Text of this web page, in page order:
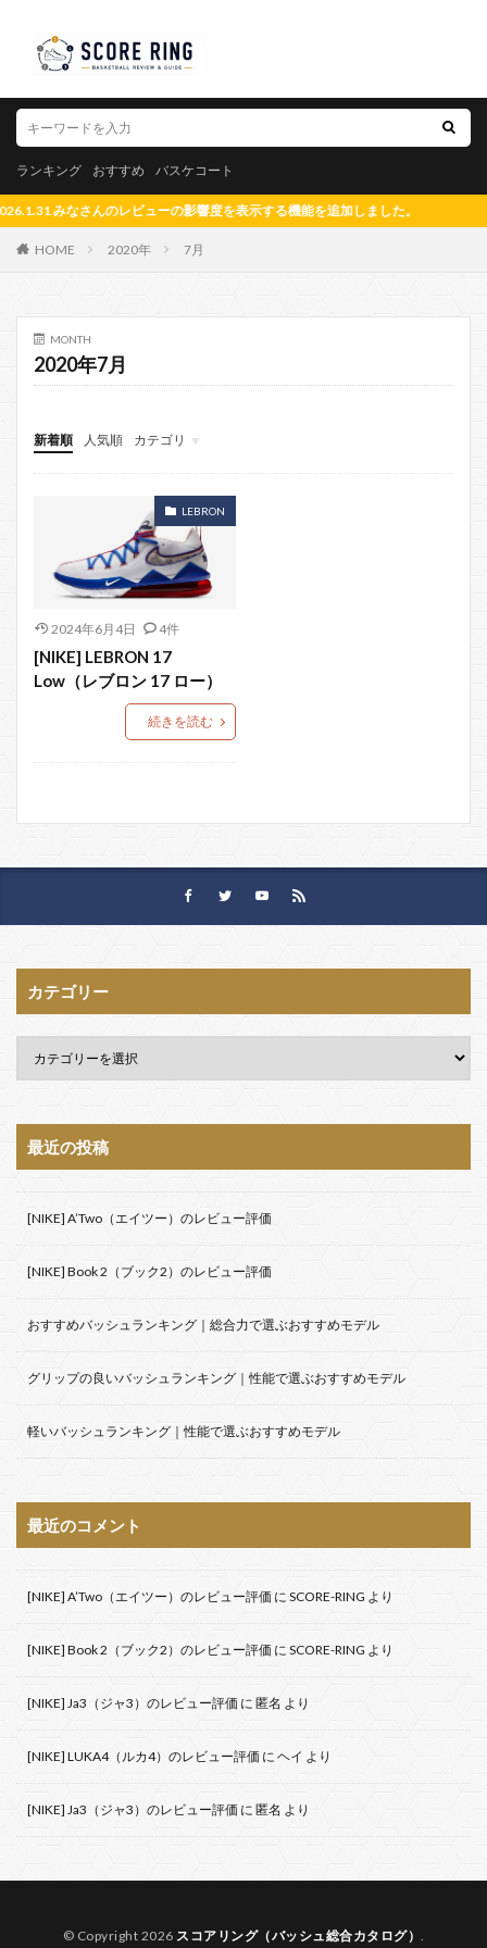
ランキング おすすめ バスケコート
みなさんのレビューの影響度を表示する機能を追加しました。
HOME 2020年 7月
MONTH
2020年7月
新着順 人気順
カテゴリ
メイン
ADIDAS
NIKE
UNDER ARMOUR
LEBRON
2024年6月4日 4件
[NIKE] LEBRON 17
Low（レブロン 17 ロー）
続きを読む
カテゴリー
最近の投稿
[NIKE] A’Two（エイツー）のレビュー評価
[NIKE] Book 2（ブック2）のレビュー評価
おすすめバッシュランキング｜総合力で選ぶおすすめモデル
グリップの良いバッシュランキング｜性能で選ぶおすすめモデル
軽いバッシュランキング｜性能で選ぶおすすめモデル
最近のコメント
[NIKE] A’Two（エイツー）のレビュー評価 に SCORE-RING より
[NIKE] Book 2（ブック2）のレビュー評価 に SCORE-RING より
[NIKE] Ja3（ジャ3）のレビュー評価 に 匿名 より
[NIKE] LUKA4（ルカ4）のレビュー評価 に ヘイ より
[NIKE] Ja3（ジャ3）のレビュー評価 に 匿名 より
© Copyright 2026 スコアリング（バッシュ総合カタログ） .